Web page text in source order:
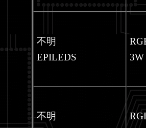
不明
EPILEDS
3W
不明